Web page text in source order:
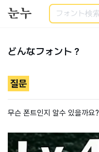
検索
どんなフォント？
질문
무슨 폰트인지 알수 있을까요?